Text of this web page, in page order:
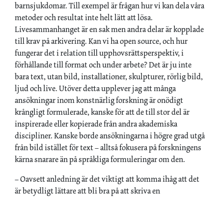
barnsjukdomar. Till exempel är frågan hur vi kan dela våra
metoder och resultat inte helt lätt att lösa.
Livesammanhanget är en sak men andra delar är kopplade
till krav på arkivering. Kan vi ha open source, och hur
fungerar det i relation till upphovsrättsperspektiv, i
förhållande till format och under arbete? Det är ju inte
bara text, utan bild, installationer, skulpturer, rörlig bild,
ljud och live. Utöver detta upplever jag att många
ansökningar inom konstnärlig forskning är onödigt
krångligt formulerade, kanske för att de till stor del är
inspirerade eller kopierade från andra akademiska
discipliner. Kanske borde ansökningarna i högre grad utgå
från bild istället för text – alltså fokusera på forskningens
kärna snarare än på språkliga formuleringar om den.
– Oavsett anledning är det viktigt att komma ihåg att det
är betydligt lättare att bli bra på att skriva en